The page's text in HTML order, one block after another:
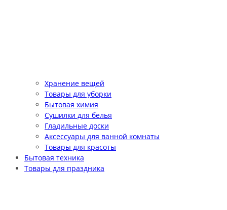
Хранение вещей
Товары для уборки
Бытовая химия
Сушилки для белья
Гладильные доски
Аксессуары для ванной комнаты
Товары для красоты
Бытовая техника
Товары для праздника